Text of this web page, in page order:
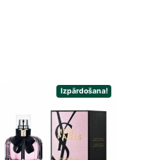
Izpārdošana!